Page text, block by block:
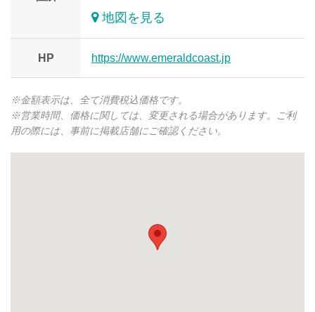
地図を見る
HP https://www.emeraldcoast.jp
※金額表示は、全て消費税込価格です。
※営業時間、価格に関しては、変更される場合があります。ご利
用の際には、事前に掲載店舗にご確認ください。